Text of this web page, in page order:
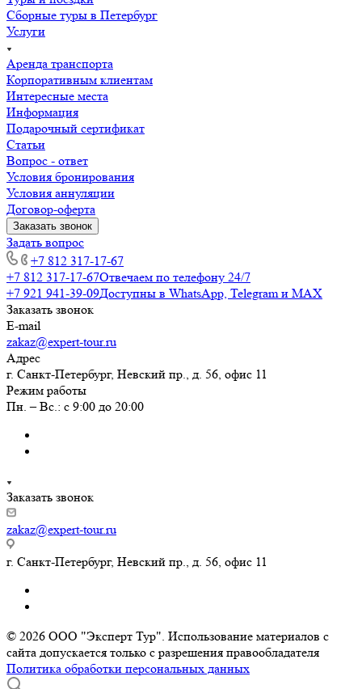
Сборные туры в Петербург
Услуги
Аренда транспорта
Корпоративным клиентам
Интересные места
Информация
Подарочный сертификат
Статьи
Вопрос - ответ
Условия бронирования
Условия аннуляции
Договор-оферта
Заказать звонок
Задать вопрос
+7 812 317-17-67
+7 812 317-17-67Отвечаем по телефону 24/7
+7 921 941-39-09Доступны в WhatsApp, Telegram и MAX
Заказать звонок
E-mail
zakaz@expert-tour.ru
Адрес
г. Санкт-Петербург, Невский пр., д. 56, офис 11
Режим работы
Пн. – Вс.: с 9:00 до 20:00
Заказать звонок
zakaz@expert-tour.ru
г. Санкт-Петербург, Невский пр., д. 56, офис 11
© 2026 ООО "Эксперт Тур". Использование материалов с
сайта допускается только с разрешения правообладателя
Политика обработки персональных данных